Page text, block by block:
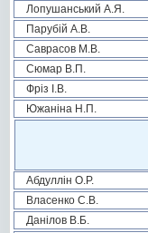
Лопушанський А.Я.
Парубій А.В.
Саврасов М.В.
Сюмар В.П.
Фріз І.В.
Южаніна Н.П.
Абдуллін О.Р.
Власенко С.В.
Данілов В.Б.